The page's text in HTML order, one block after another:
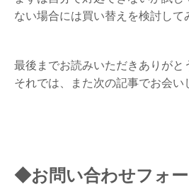
ない場合には買い替えを検討して
最後までお読みいただきありがと
それでは、また次の記事でお会い
◆お問い合わせフォ